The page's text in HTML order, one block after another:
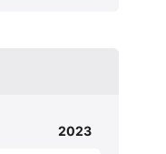
2023